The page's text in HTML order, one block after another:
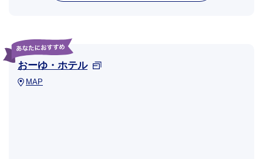
おーゆ・ホテル
MAP